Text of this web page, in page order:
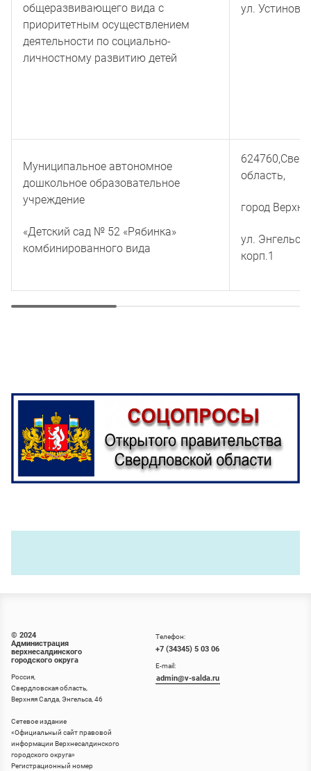
общеразвивающего вида с
приоритетным осуществлением
деятельности по социально-
личностному развитию детей
ул. Устинова
Муниципальное автономное
дошкольное образовательное
учреждение
«Детский сад № 52 «Рябинка»
комбинированного вида
область,
город
ул. Энгельса
корп.1
© 2024
Администрация
верхнесалдинского
городского округа
Россия,
Свердловская область,
Верхняя Салда, Энгельса, 46
Сетевое издание
«Официальный сайт правовой
информации Верхнесалдинского
городского округа»
Регистрационный номер
Телефон:
+7 (34345) 5 03 06
E-mail:
admin@v-salda.ru